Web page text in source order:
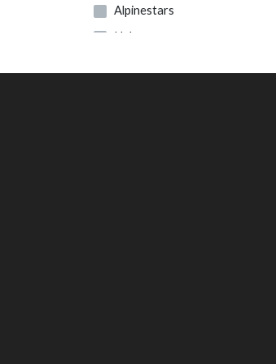
Alpinestars
Ngk